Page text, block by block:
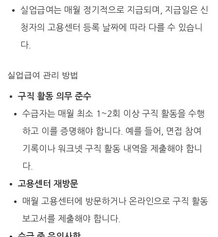
실업급여는 매월 정기적으로 지급되며, 지급일은 신
청자의 고용센터 등록 날짜에 따라 다를 수 있습니
다.
실업급여 관리 방법
구직 활동 의무 준수
수급자는 매월 최소 1~2회 이상 구직 활동을 수행
하고 이를 증명해야 합니다. 예를 들어, 면접 참여
기록이나 워크넷 구직 활동 내역을 제출해야 합니
다.
고용센터 재방문
매월 고용센터에 방문하거나 온라인으로 구직 활동
보고서를 제출해야 합니다.